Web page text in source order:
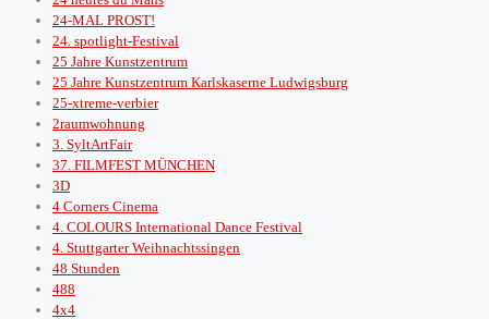
24-MAL PROST!
24. spotlight-Festival
25 Jahre Kunstzentrum
25 Jahre Kunstzentrum Karlskaserne Ludwigsburg
25-xtreme-verbier
2raumwohnung
3. SyltArtFair
37. FILMFEST MÜNCHEN
3D
4 Corners Cinema
4. COLOURS International Dance Festival
4. Stuttgarter Weihnachtssingen
48 Stunden
488
4x4